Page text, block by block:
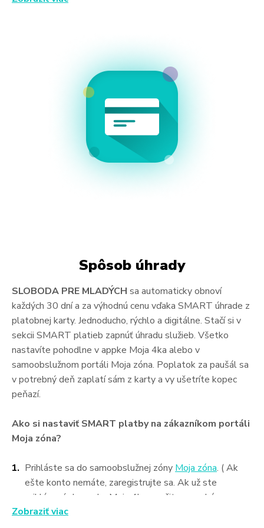
Info o národnom roamingu
Spôsob úhrady
SLOBODA PRE MLADÝCH sa automaticky obnoví
každých 30 dní a za výhodnú cenu vďaka SMART úhrade z
platobnej karty. Jednoducho, rýchlo a digitálne. Stačí si v
sekcii SMART platieb zapnúť úhradu služieb. Všetko
nastavíte pohodlne v appke Moja 4ka alebo v
samoobslužnom portáli Moja zóna. Poplatok za paušál sa
v potrebný deň zaplatí sám z karty a vy ušetríte kopec
peňazí.
Ako si nastaviť SMART platby na zákazníkom portáli
Moja zóna?
Prihláste sa do samoobslužnej zóny Moja zóna. ( Ak
ešte konto nemáte, zaregistrujte sa. Ak už ste
prihlásený do appky Moja 4ka, využite rovnaké
prihlásenie )
Zobraziť viac